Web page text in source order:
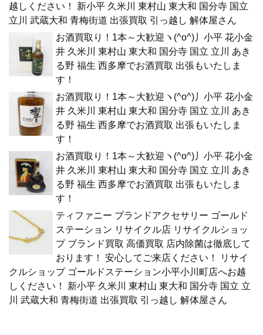
越しください！ 新小平 久米川 東村山 東大和 国分寺 国立
立川 武蔵大和 青梅街道 出張買取 引っ越し 解体屋さん
お酒買取り！1本～大歓迎ヽ(^o^)丿小平 花小金
井 久米川 東村山 東大和 国分寺 国立 立川 あき
る野 福生 西多摩でお酒買取 出張もいたしま
す！
お酒買取り！1本～大歓迎ヽ(^o^)丿小平 花小金
井 久米川 東村山 東大和 国分寺 国立 立川 あき
る野 福生 西多摩でお酒買取 出張もいたしま
す！
お酒買取り！1本～大歓迎ヽ(^o^)丿小平 花小金
井 久米川 東村山 東大和 国分寺 国立 立川 あき
る野 福生 西多摩でお酒買取 出張もいたしま
す！
ティファニー ブランドアクセサリー ゴールド
ステーション リサイクル店 リサイクルショッ
プ ブランド買取 高価買取 店内除菌は徹底して
おります！ 安心してご来店ください！ リサイ
クルショップ ゴールドステーション小平小川町店へお越
しください！ 新小平 久米川 東村山 東大和 国分寺 国立 立
川 武蔵大和 青梅街道 出張買取 引っ越し 解体屋さん